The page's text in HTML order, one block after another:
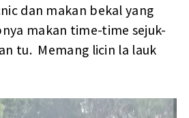
dan makan bekal yang
makan time-time sejuk-
tu. Memang licin la lauk